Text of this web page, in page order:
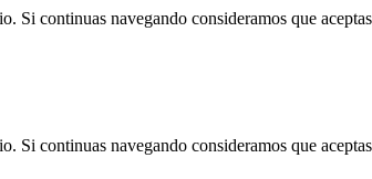
continuas navegando consideramos que
continuas navegando consideramos que